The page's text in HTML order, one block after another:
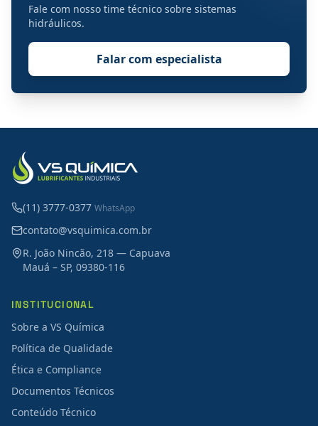
Fale com nosso time técnico sobre sistemas
hidráulicos.
Falar com especialista
(11) 3777-0377 WhatsApp
contato@vsquimica.com.br
R. João Nincão, 218 — Capuava
Mauá – SP, 09380-116
INSTITUCIONAL
Sobre a VS Química
Política de Qualidade
Ética e Compliance
Documentos Técnicos
Conteúdo Técnico